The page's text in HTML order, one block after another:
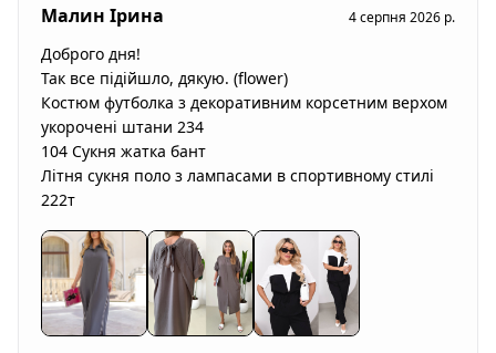
Малин Ірина 4 серпня 2026 р.
Доброго дня!
Так все підійшло, дякую. (flower)
Костюм футболка з декоративним корсетним верхом
укорочені штани 234
104 Сукня жатка бант
Літня сукня поло з лампасами в спортивному стилі
222т